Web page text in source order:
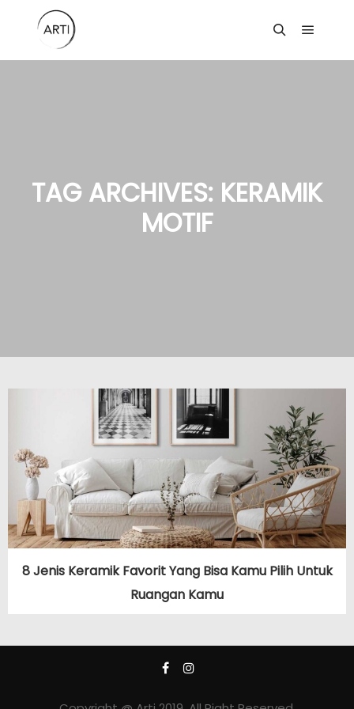
TAG ARCHIVES: KERAMIK
MOTIF
8 Jenis Keramik Favorit Yang Bisa Kamu Pilih Untuk
Ruangan Kamu